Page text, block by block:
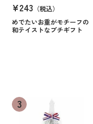
¥243 （税込）
めでたいお重がモチーフの
和テイストなプチギフト